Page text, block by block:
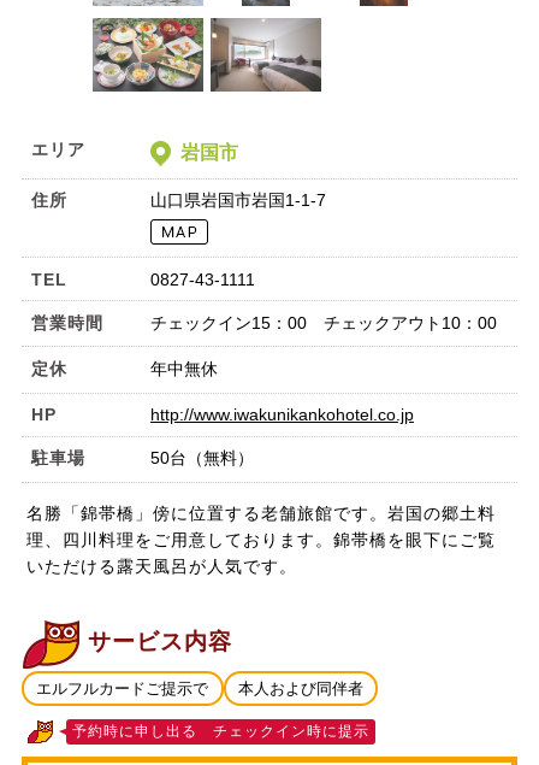
エリア 岩国市
住所 山口県岩国市岩国1-1-7
TEL 0827-43-1111
営業時間 チェックイン15：00 チェックアウト10：00
定休 年中無休
HP http://www.iwakunikankohotel.co.jp
駐車場 50台（無料）
名勝「錦帯橋」傍に位置する老舗旅館です。岩国の郷土料
理、四川料理をご用意しております。錦帯橋を眼下にご覧
いただける露天風呂が人気です。
サービス内容
エルフルカードご提示で 本人および同伴者
予約時に申し出る チェックイン時に提示